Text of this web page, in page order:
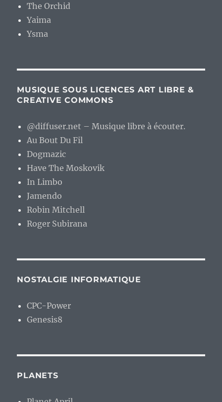
The Orchid
Yaima
Ysma
MUSIQUE SOUS LICENCES ART LIBRE &
CREATIVE COMMONS
@diffuser.net – Musique libre à écouter.
Au Bout Du Fil
Dogmazic
Have The Moskovik
In Limbo
Jamendo
Robin Mitchell
Roger Subirana
NOSTALGIE INFORMATIQUE
CPC-Power
Genesis8
PLANETS